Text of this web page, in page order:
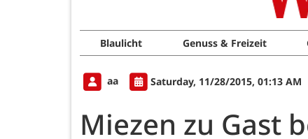
Blaulicht Genuss & Freizeit
aa Saturday, 11/28/2015, 01:13 AM
Miezen zu Gast